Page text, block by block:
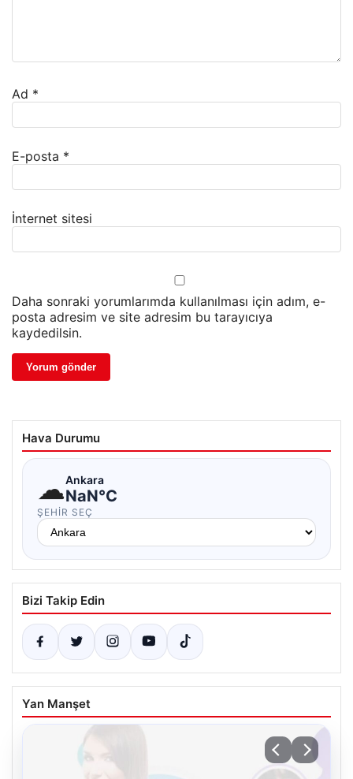
Ad *
E-posta *
İnternet sitesi
Daha sonraki yorumlarımda kullanılması için adım, e-
posta adresim ve site adresim bu tarayıcıya
kaydedilsin.
Hava Durumu
☁Ankara
NaN°C
ŞEHIR SEÇ
Bizi Takip Edin
Yan Manşet